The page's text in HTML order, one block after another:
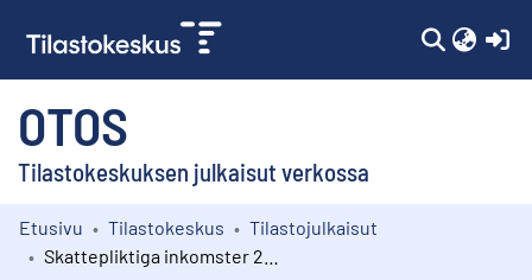
OTOS
Tilastokeskuksen julkaisut verkossa
Kokoelmat
Etusivu Tilastokeskus
Tilastojulkaisut